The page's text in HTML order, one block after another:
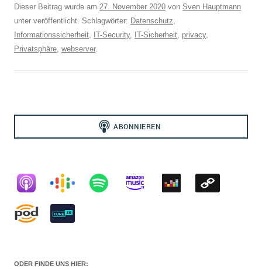
Dieser Beitrag wurde am 27. November 2020 von Sven Hauptmann
unter veröffentlicht. Schlagwörter: Datenschutz,
Informationssicherheit, IT-Security, IT-Sicherheit, privacy,
Privatsphäre, webserver.
ODER FINDE UNS HIER: